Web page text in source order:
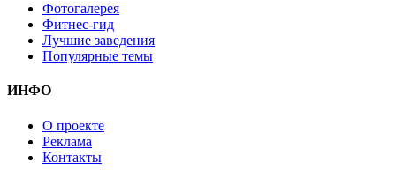
Фотогалерея
Фитнес-гид
Лучшие заведения
Популярные темы
ИНФО
О проекте
Реклама
Контакты